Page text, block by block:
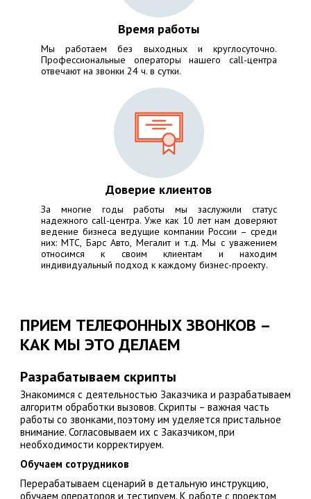
Время работы
Мы работаем без выходных и круглосуточно.
Профессиональные операторы нашего call-центра
отвечают на звонки 24 ч. в сутки.
Доверие клиентов
За многие годы работы мы заслужили статус
надежного call-центра. Уже как 10 лет нам доверяют
ведение бизнеса ведущие компании России – среди
них:МТС, Барс Авто, Мегалити т.д. Мы с уважением
относимся к своим клиентам и находим
индивидуальный подход к каждому бизнес-проекту.
ПРИЕМ ТЕЛЕФОННЫХ ЗВОНКОВ –
КАК МЫ ЭТО ДЕЛАЕМ
Разрабатываем скрипты
Знакомимся с деятельностью Заказчика и разрабатываем
алгоритм обработки вызовов. Скрипты – важная часть
работы со звонками, поэтому им уделяется пристальное
внимание. Согласовываем их с Заказчиком, при
необходимости корректируем.
Обучаем сотрудников
Перерабатываем сценарий в детальную инструкцию,
обучаем операторов и тестируем. К работе с проектом